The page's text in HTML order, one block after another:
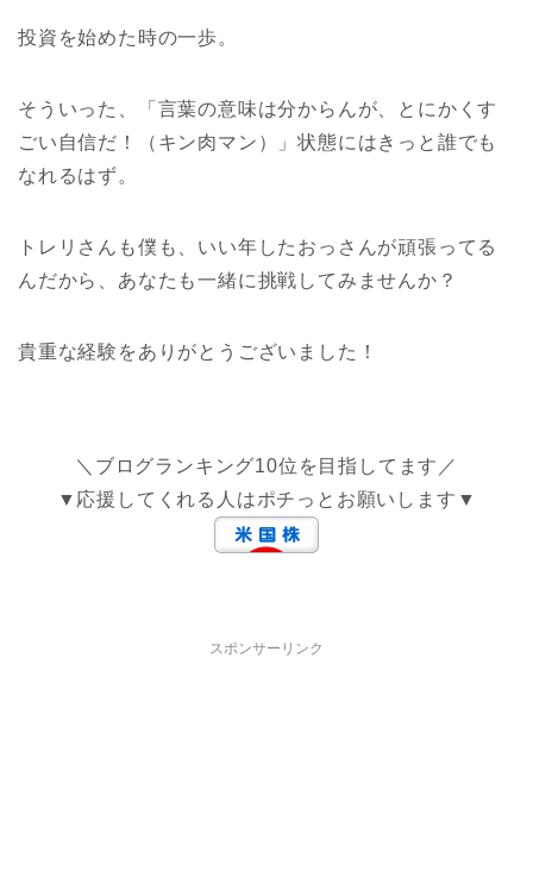
投資を始めた時の一歩。
そういった、「言葉の意味は分からんが、とにかくす
ごい自信だ！（キン肉マン）」状態にはきっと誰でも
なれるはず。
トレリさんも僕も、いい年したおっさんが頑張ってる
んだから、あなたも一緒に挑戦してみませんか？
貴重な経験をありがとうございました！
＼ブログランキング10位を目指してます／
▼応援してくれる人はポチっとお願いします▼
スポンサーリンク